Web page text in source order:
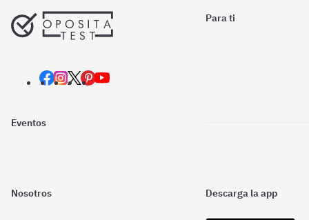
Para ti
Eventos
Nosotros Descarga la app